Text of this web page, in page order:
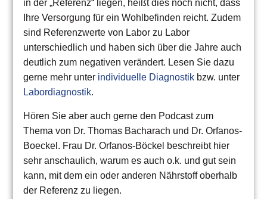
in der „Referenz“ liegen, heißt dies noch nicht, dass
Ihre Versorgung für ein Wohlbefinden reicht. Zudem
sind Referenzwerte von Labor zu Labor
unterschiedlich und haben sich über die Jahre auch
deutlich zum negativen verändert. Lesen Sie dazu
gerne mehr unter individuelle Diagnostikbzw. unter
Labordiagnostik.
Hören Sie aber auch gerne den Podcast zum
Thema von Dr. Thomas Bacharach und Dr. Orfanos-
Boeckel. Frau Dr. Orfanos-Böckel beschreibt hier
sehr anschaulich, warum es auch o.k. und gut sein
kann, mit dem ein oder anderen Nährstoff oberhalb
der Referenz zu liegen.